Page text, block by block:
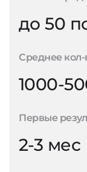
до 50
Среднее кол-
1000-
Первые
2-3 мес